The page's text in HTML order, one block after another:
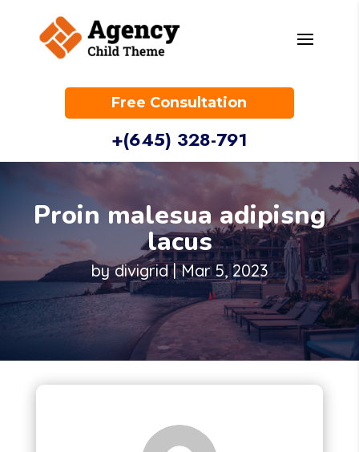
Free Consultation
+(645) 328-791
Proin malesua adipisng
lacus
bydivigrid|Mar 5, 2023